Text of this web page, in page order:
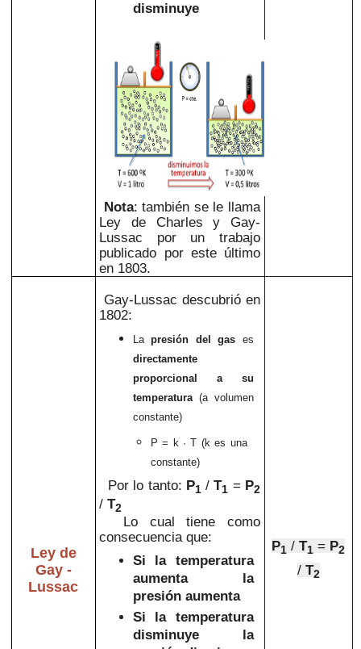
disminuye
Nota: también se le llama
Ley de Charles y Gay-
Lussac por un trabajo
publicado por este último
en 1803.
Ley de
Gay -
Lussac
Gay-Lussac descubrió en
1802:
Lapresión del gas es
directamente
proporcional a su
temperatura (a volumen
constante)
P = k · T (k es una
constante)
Por lo tanto: P1 / T1 = P2
/T2
Lo cual tiene como
consecuencia que:
Si la temperatura
aumenta la
presión aumenta
Si la temperatura
disminuye la
P1 / T1 = P2
/ T2